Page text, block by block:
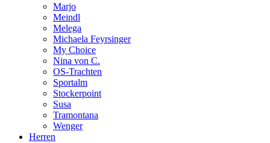
Marjo
Meindl
Melega
Michaela Feyrsinger
My Choice
Nina von C.
OS-Trachten
Sportalm
Stockerpoint
Susa
Tramontana
Wenger
Herren